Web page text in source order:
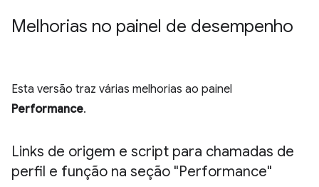
Melhorias no painel de desempenho
Esta versão traz várias melhorias ao painel
Performance.
Links de origem e script para chamadas de
perfil e função na seção "Performance"